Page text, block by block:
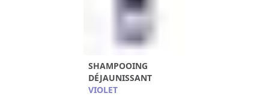
SHAMPOOING
DÉJAUNISSANT
VIOLET